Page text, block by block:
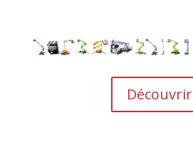
Découvrir